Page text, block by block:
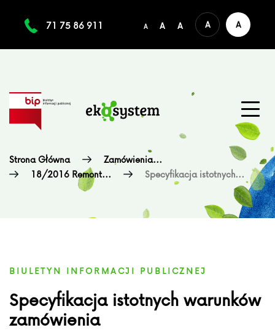
71 75 86 911 A A A A A
Strona Główna
Zamówienia...
18/2016 Remont...
Specyfikacja istotnych...
BIULETYN INFORMACJI PUBLICZNEJ
Specyfikacja istotnych warunków
zamówienia